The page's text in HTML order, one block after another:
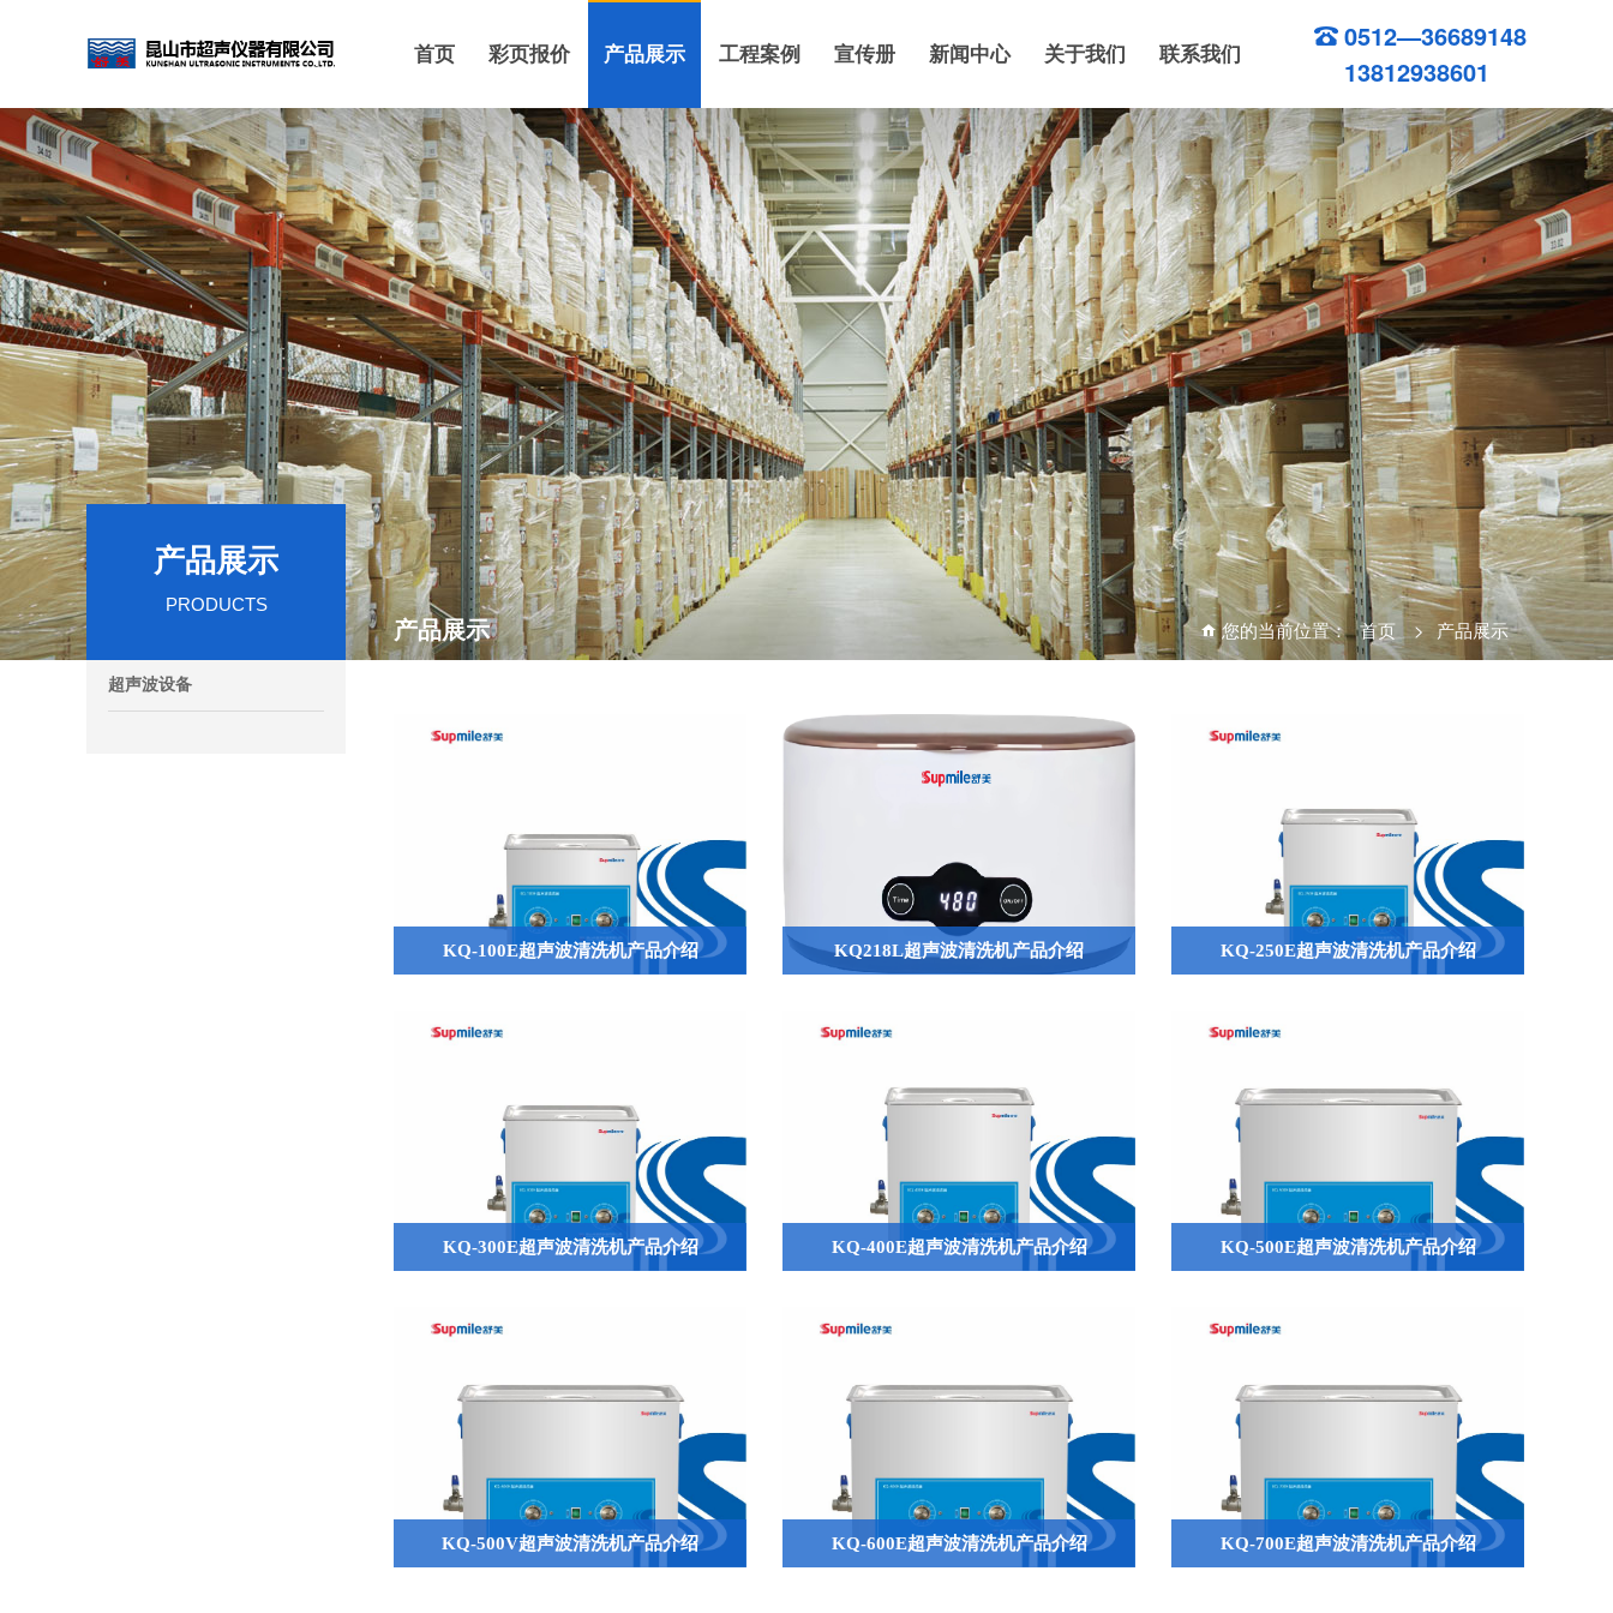
首页 彩页报价 产品展示 工程案例 宣传册 新闻中心 关于我们 联系我们
0512—36689148
13812938601
产品展示
PRODUCTS
超声波设备
产品展示 您的当前位置： 首页 > 产品展示
KQ-100E超声波清洗机产品介绍 KQ218L超声波清洗机产品介绍 KQ-250E超声波清洗机产品介绍
KQ-300E超声波清洗机产品介绍 KQ-400E超声波清洗机产品介绍 KQ-500E超声波清洗机产品介绍
KQ-500V超声波清洗机产品介绍 KQ-600E超声波清洗机产品介绍 KQ-700E超声波清洗机产品介绍

QQ